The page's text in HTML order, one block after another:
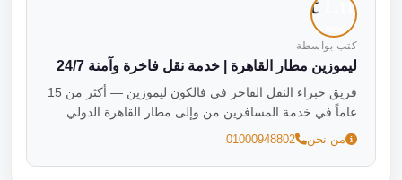
كتب بواسطة
ليموزين مطار القاهرة | خدمة نقل فاخرة وآمنة 24/7
فريق خبراء النقل الفاخر في فالكون ليموزين — أكثر من 15
عاماً في خدمة المسافرين من وإلى مطار القاهرة الدولي.
من نحن 01000948802